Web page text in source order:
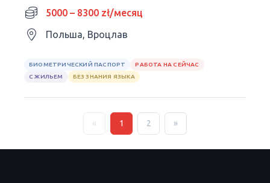
5000 – 8300 zł/месяц
Польша, Вроцлав
БИОМЕТРИЧЕСКИЙ ПАСПОРТ
РАБОТА НА СЕЙЧАС
С ЖИЛЬЕМ
БЕЗ ЗНАНИЯ ЯЗЫКА
« 1 2 »